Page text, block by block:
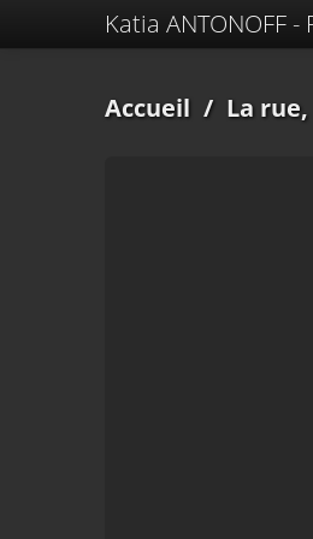
Katia ANTONOFF
Accueil / La